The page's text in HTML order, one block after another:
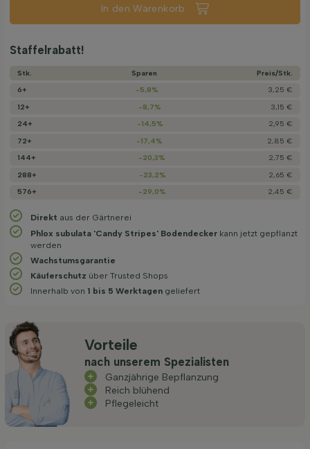
In den Warenkorb
Staffelrabatt!
Stk. Sparen
Preis/­Stk.
6+
-5,8%
3,25 €
12+
-8,7%
3,15 €
24+
-14,5%
2,95 €
72+
-17,4%
2,85 €
144+
-20,3%
2,75 €
288+
-23,2%
2,65 €
576+
-29,0% 2,45 €
Direkt aus der Gärtnerei
Phlox subulata 'Candy Stripes' Bodendecker kann jetzt gepflanzt
werden
Wachstums­garantie
Käuferschutz über Trusted Shops
Innerhalb von 1 bis 5 Werktagen geliefert
Vorteile
nach unserem Spezialisten
Ganzjährige Bepflanzung
Reich blühend
Pflegeleicht